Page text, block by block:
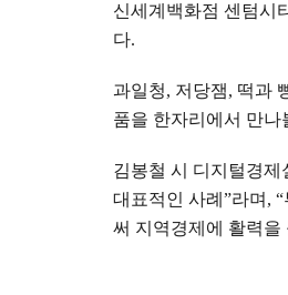
신세계백화점 센텀시
다.
과일청, 저당잼, 떡과
품을 한자리에서 만나
김봉철 시 디지털경제
대표적인 사례 ”라며 , “
써 지역경제에 활력